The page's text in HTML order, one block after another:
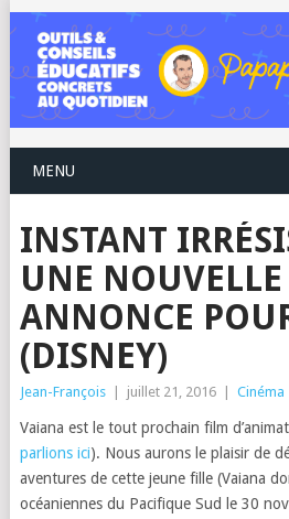
MENU
INSTANT
UNE
ANNONCE
(DISNEY)
Jean-François juillet 21, 2016 Cinéma
Vaiana est le tout prochain film
parlions ici). Nous aurons le plaisir de
aventures de cette jeune fille (Vaiana
océaniennes du Pacifique Sud le 30